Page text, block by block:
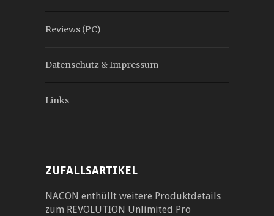
Reviews (PC)
Datenschutz & Impressum
Links
ZUFALLSARTIKEL
NACON enthüllt weitere Produktdetails
zum REVOLUTION Unlimited Pro